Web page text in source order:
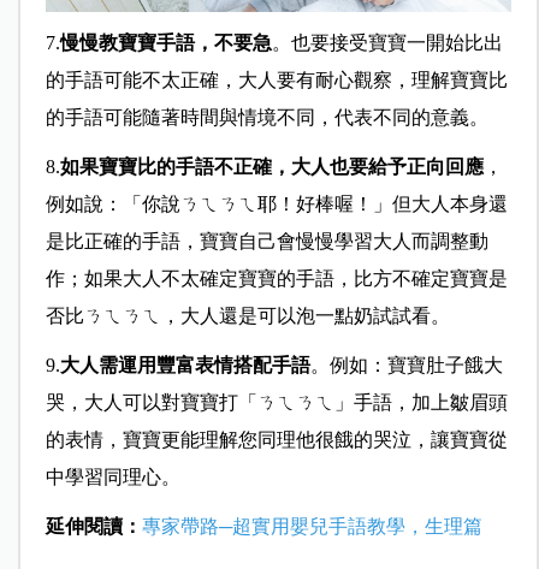
7.慢慢教寶寶手語，不要急。也要接受寶寶一開始比出
的手語可能不太正確，大人要有耐心觀察，理解寶寶比
的手語可能隨著時間與情境不同，代表不同的意義。
8.如果寶寶比的手語不正確，大人也要給予正向回應，
例如說：「你說ㄋㄟㄋㄟ耶！好棒喔！」但大人本身還
是比正確的手語，寶寶自己會慢慢學習大人而調整動
作；如果大人不太確定寶寶的手語，比方不確定寶寶是
否比ㄋㄟㄋㄟ，大人還是可以泡一點奶試試看。
9.大人需運用豐富表情搭配手語。例如：寶寶肚子餓大
哭，大人可以對寶寶打「ㄋㄟㄋㄟ」手語，加上皺眉頭
的表情，寶寶更能理解您同理他很餓的哭泣，讓寶寶從
中學習同理心。
延伸閱讀： 專家帶路─超實用嬰兒手語教學，生理篇